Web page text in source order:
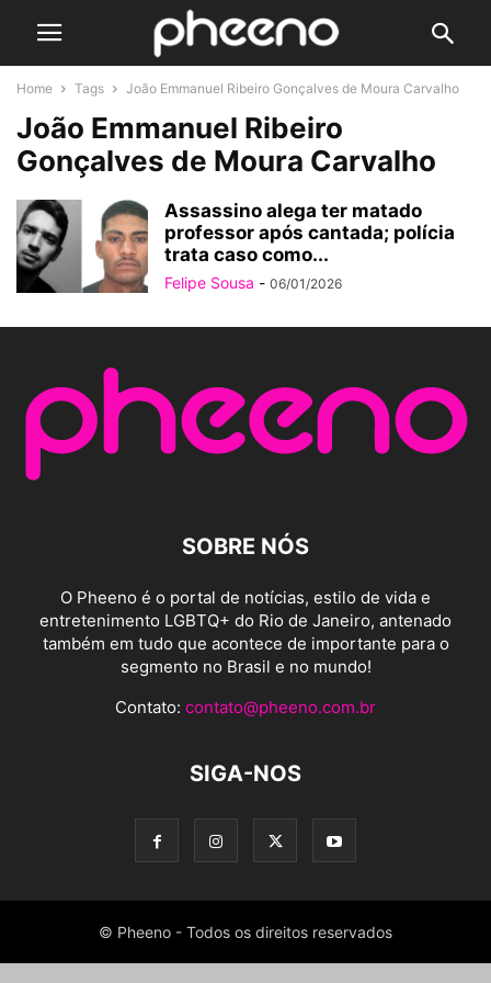
Home Tags João Emmanuel Ribeiro Gonçalves de Moura Carvalho
João Emmanuel Ribeiro
Gonçalves de Moura Carvalho
Assassino alega ter matado
professor após cantada; polícia
trata caso como...
Felipe Sousa - 06/01/2026
SOBRE NÓS
O Pheeno é o portal de notícias, estilo de vida e
entretenimento LGBTQ+ do Rio de Janeiro, antenado
também em tudo que acontece de importante para o
segmento no Brasil e no mundo!
Contato: contato@pheeno.com.br
SIGA-NOS
© Pheeno - Todos os direitos reservados